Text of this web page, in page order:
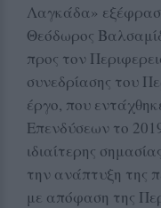
Λαγκάδα»
Θεόδωρος
προς τον
συνεδρίασης του
έργο, που
Επενδύσεων το
ιδιαίτερης
την ανάπτυξη της
με απόφαση της